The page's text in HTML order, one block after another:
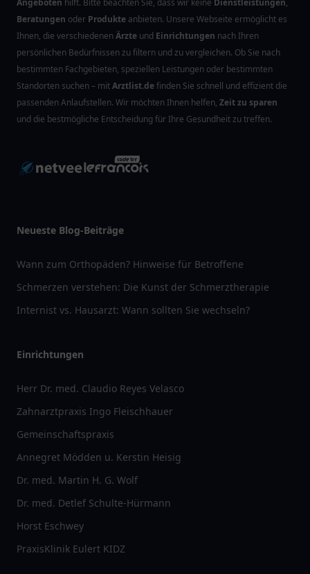
Angeboten hilft. Bitte beachten Sie, dass wir keine Dienstleistungen,
Beratungen oder Produkte anbieten. Unsere Webseite ermöglicht es
Ihnen, die verschiedenenÄrzte und Einrichtungen nach Ihren
persönlichen Bedürfnissen zu filtern und zu vergleichen. Ob Sie nach
bestimmten Fachgebieten, speziellen Leistungen oder bestimmten
Standorten suchen – mitArztlist.definden Sie schnell und effizient die
passenden Anlaufstellen. Wir möchten Ihnen helfen, Zeit zu sparen
und die bestmögliche Entscheidung für Ihre Gesundheit zu treffen.
Neueste Blog-Beiträge
Wann zum Orthopäden? Hinweise für Betroffene
Schmerzen verstehen: Die Kunst der Schmerztherapie
Internist vs. Hausarzt: Wann sollten Sie wechseln?
Einrichtungen
Herr Dr. med. Claudio Reyes Velasco
Zahnarztpraxis Ingo Fleischhauer
Gemeinschaftspraxis
Annegret Mödden u. Kerstin Heisig
Dr. med. Martin H. G. Wolf
Dr. med. Detlef Schulte-Hürmann
Horst Eschwey
PraxisKlinik Eulert KIDZ